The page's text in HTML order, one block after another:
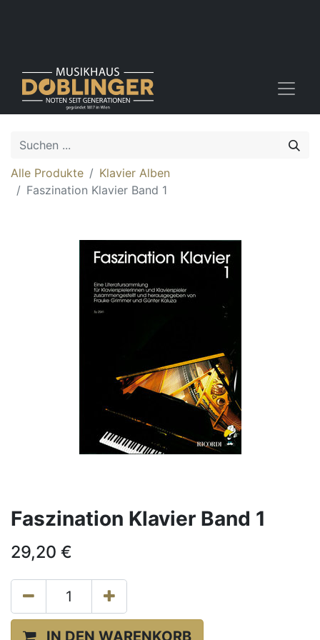
Alle Produkte
Klavier Alben
Faszination Klavier Band 1
Faszination Klavier Band 1
29,20 €
IN DEN WARENKORB